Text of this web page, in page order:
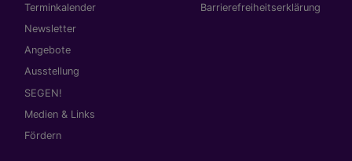
Terminkalender
Newsletter
Angebote
Ausstellung
SEGEN!
Medien & Links
Fördern
Barrierefreiheitserklärung